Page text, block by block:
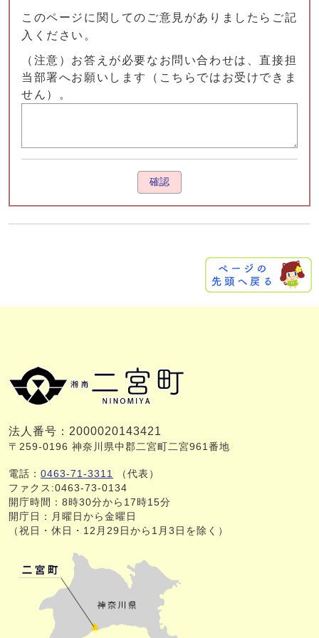
このページに関してのご意見がありましたらご記
入ください。
（注意）お答えが必要なお問い合わせは、直接担
当部署へお願いします（こちらではお受けできま
せん）。
確認
法人番号：2000020143421
〒259-0196 神奈川県中郡二宮町二宮961番地
電話： 0463-71-3311
（代表）
ファクス:0463-73-0134
開庁時間：8時30分から17時15分
開庁日：月曜日から金曜日
（祝日・休日・12月29日から1月3日を除く）